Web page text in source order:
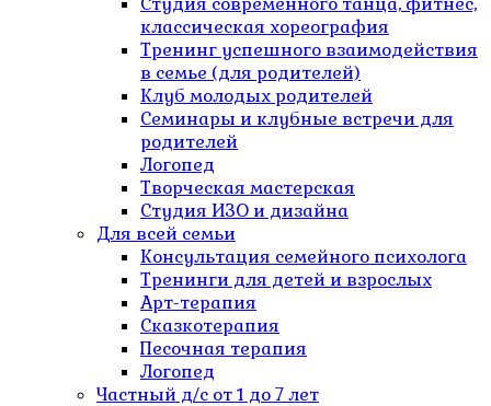
классическая хореография
Тренинг успешного взаимодействия
в семье (для родителей)
Клуб молодых родителей
Семинары и клубные встречи для
родителей
Логопед
Творческая мастерская
Студия ИЗО и дизайна
Для всей семьи
Консультация семейного психолога
Тренинги для детей и взрослых
Арт-терапия
Сказкотерапия
Песочная терапия
Логопед
Частный д/c от 1 до 7 лет